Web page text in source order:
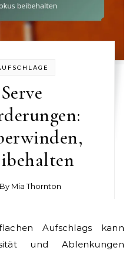
Mia Thornton
Aufschlags kann
und Ablenkungen